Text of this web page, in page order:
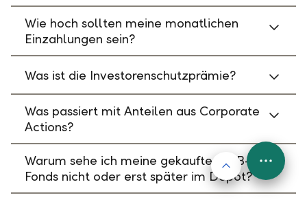
Wie hoch sollten meine monatlichen
Einzahlungen sein?
Was ist die Investorenschutzprämie?
Was passiert mit Anteilen aus Corporate
Actions?
Warum sehe ich meine gekauften LLB-
Fonds nicht oder erst später im Depot?
Nach oben
FAB
Menu